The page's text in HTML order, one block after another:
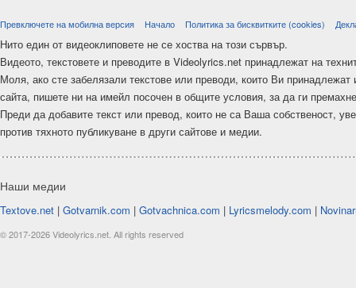
Превключете на мобилна версия Начало Политика за бисквитките (cookies)
Нито един от видеоклиповете не се хоства на този сървър.
Видеото, текстовете и преводите в Videolyrics.net принадлежат на
Моля, ако сте забелязали текстове или преводи, които Ви
сайта, пишете ни на имейл посочен в общите условия, за да ги
Преди да добавите текст или превод, които не са Ваша собственост,
против тяхното публикуване в други сайтове и медии.
Наши медии
Textove.net | Gotvarnik.com | Gotvachnica.com | Lyricsmelody.com |
© 2017-2026 Videolyrics.net. All rights reserved